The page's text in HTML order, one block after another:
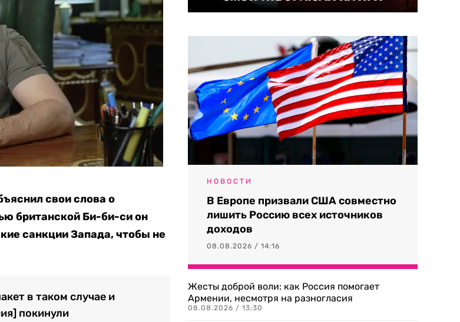
свои слова о
британской Би-би-си он
санкции Запада, чтобы не
в таком случае и
покинули
НОВОСТИ
В Европе призвали США совместно
лишить Россию всех источников
доходов
08.08.2026 / 14:16
Жесты доброй воли: как Россия помогает
Армении, несмотря на разногласия
08.08.2026 / 13:30